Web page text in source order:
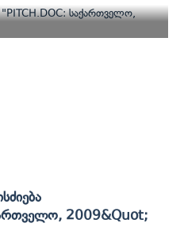
2009&quot;